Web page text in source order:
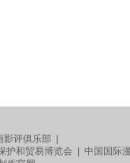
影评俱乐部
护和贸易博览会
中国国际